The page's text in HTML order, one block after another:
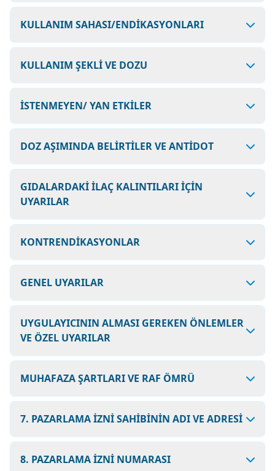
KULLANIM SAHASI/ENDİKASYONLARI
KULLANIM ŞEKLİ VE DOZU
İSTENMEYEN/ YAN ETKİLER
DOZ AŞIMINDA BELİRTİLER VE ANTİDOT
GIDALARDAKİ İLAÇ KALINTILARI İÇİN
UYARILAR
KONTRENDİKASYONLAR
GENEL UYARILAR
UYGULAYICININ ALMASI GEREKEN ÖNLEMLER
VE ÖZEL UYARILAR
MUHAFAZA ŞARTLARI VE RAF ÖMRÜ
7. PAZARLAMA İZNİ SAHİBİNİN ADI VE ADRESİ
8. PAZARLAMA İZNİ NUMARASI